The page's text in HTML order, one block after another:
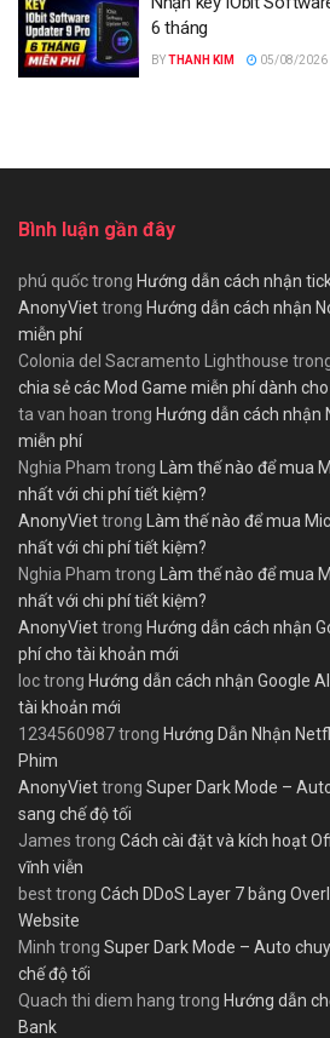
6 tháng
BYTHANH KIM 05/08/2026
Bình luận gần đây
phú quốctrong Hướng dẫn cách nhận
AnonyViettrong Hướng dẫn cách nhận
miễn phí
Colonia del Sacramento Lighthouse
chia sẻ các Mod Game miễn phí dành
ta van hoan trong Hướng dẫn cách nhận
miễn phí
Nghia Pham trong
Làm thế nào để mua
nhất với chi phí tiết kiệm?
AnonyViettrong
Làm thế nào để mua
nhất với chi phí tiết kiệm?
Nghia Pham trong
Làm thế nào để mua
nhất với chi phí tiết kiệm?
AnonyViettrong Hướng dẫn cách nhận
phí cho tài khoản mới
loctrong Hướng dẫn cách nhận Google
tài khoản mới
1234560987trong Hướng Dẫn Nhận
Phim
AnonyViettrong Super Dark Mode –
sang chế độ tối
James trong Cách cài đặt và kích hoạt
vĩnh viễn
besttrong Cách DDoS Layer 7 bằng
Website
Minh trong Super Dark Mode – Auto
chế độ tối
Quach thi diem hang trong Hướng dẫn
Bank